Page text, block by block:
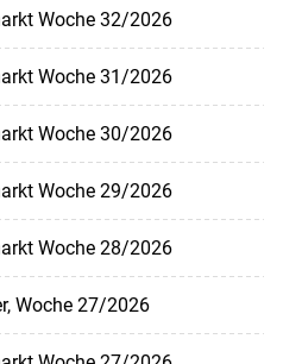
Woche 32/2026
Woche 31/2026
Woche 30/2026
Woche 29/2026
Woche 28/2026
Woche 27/2026